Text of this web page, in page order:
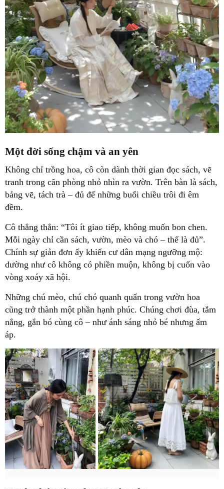
Một đời sống chậm và an yên
Không chỉ trồng hoa, cô còn dành thời gian đọc sách, vẽ
tranh trong căn phòng nhỏ nhìn ra vườn. Trên bàn là sách,
bảng vẽ, tách trà – đủ để những buổi chiều trôi đi êm
đềm.
Cô thẳng thắn: “Tôi ít giao tiếp, không muốn bon chen.
Mỗi ngày chỉ cần sách, vườn, mèo và chó – thế là đủ”.
Chính sự giản đơn ấy khiến cư dân mạng ngưỡng mộ:
dường như cô không có phiền muộn, không bị cuốn vào
vòng xoáy xã hội.
Những chú mèo, chú chó quanh quẩn trong vườn hoa
cũng trở thành một phần hạnh phúc. Chúng chơi đùa, tắm
nắng, gắn bó cùng cô – như ánh sáng nhỏ bé nhưng ấm
áp.